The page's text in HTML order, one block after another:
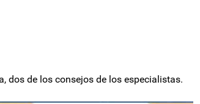
dos de los consejos de los especialistas.